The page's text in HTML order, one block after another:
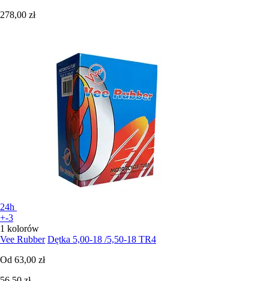
278,00 zł
24h
+-3
1 kolorów
Vee Rubber Dętka 5,00-18 /5,50-18 TR4
Od 63,00 zł